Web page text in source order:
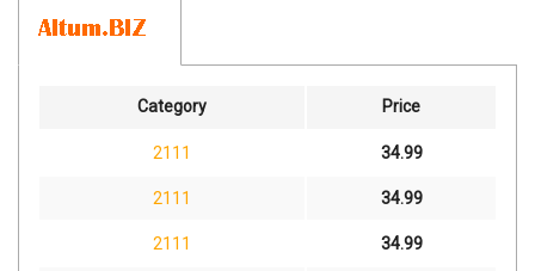
Category Price
2111 34.99
2111 34.99
2111 34.99